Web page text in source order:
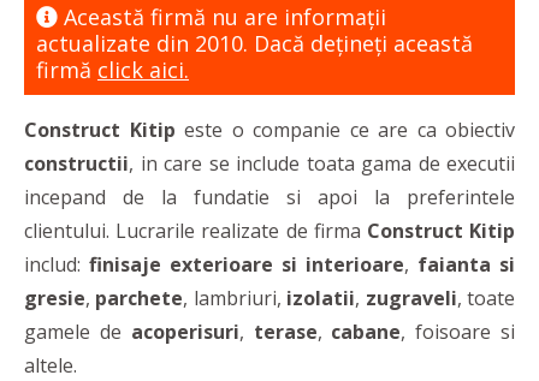
Această firmă nu are informaţii
actualizate din 2010. Dacă dețineți această
firmă click aici.
Construct Kitip este o companie ce are ca obiectiv
constructii, in care se include toata gama de executii
incepand de la fundatie si apoi la preferintele
clientului. Lucrarile realizate de firma Construct Kitip
includ: finisaje exterioare si interioare, faianta si
gresie, parchete, lambriuri, izolatii, zugraveli, toate
gamele de acoperisuri, terase, cabane, foisoare si
altele.